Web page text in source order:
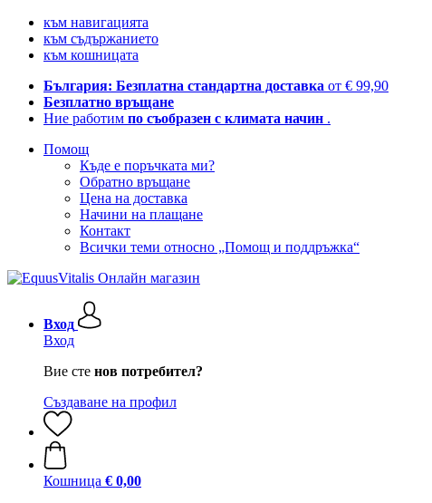
към навигацията
към съдържанието
към кошницата
България: Безплатна стандартна доставка от € 99,90
Безплатно връщане
Ние работим по съобразен с климата начин .
Помощ
Къде е поръчката ми?
Обратно връщане
Цена на доставка
Начини на плащане
Контакт
Всички теми относно „Помощ и поддръжка“
Вход
Вход
Вие сте нов потребител?
Създаване на профил
Кошница € 0,00